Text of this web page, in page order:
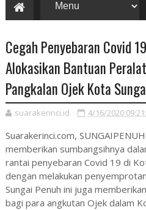
Cegah Penyebaran Covid
Alokasikan Bantuan
Pangkalan Ojek Kota
suarakerinci.id 4/16/2020
Suarakerinci.com,
memberikan sumbangsihnya
rantai penyebaran Covid 19 di
dengan melakukan
Sungai Penuh ini juga
bagi para angkutan Ojek dalam